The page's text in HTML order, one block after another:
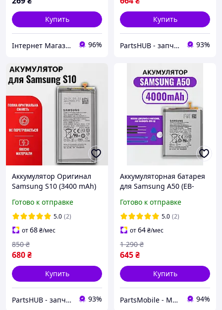
Купить
Інтернет Магазин "max-it.com.ua" 96%
Купить
PartsHUB - запчастини на Телефони (Дисплей / Акумулятор / Шлейф-Плати) 93%
Аккумулятор Оригинал
Samsung S10 (3400 mAh)
PRC - Самсунг С10
Готово к отправке
5.0 (2)
от68₴/мес
680₴
850 ₴
Купить
PartsHUB - запчастини на Телефони (Дисплей / Акумулятор / Шлейф-Плати) 93%
Аккумуляторная батарея
для Samsung A50 (EB-
Original PRC, АКБ Самсунг
А50
Готово к отправке
5.0 (2)
от64₴/мес
645₴
1 290 ₴
Купить
PartsMobile - Магазин запчастин (телефони, планшети, ноутбуки) 94%